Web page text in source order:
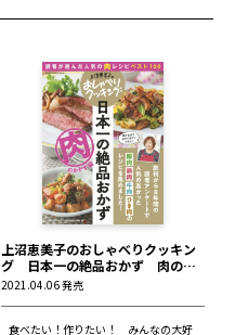
上沼恵美子のおしゃべりクッキン
グ 日本一の絶品おかず 肉のお
かず編
2021.04.06 発売
食べたい！作りたい！ みんなの大好